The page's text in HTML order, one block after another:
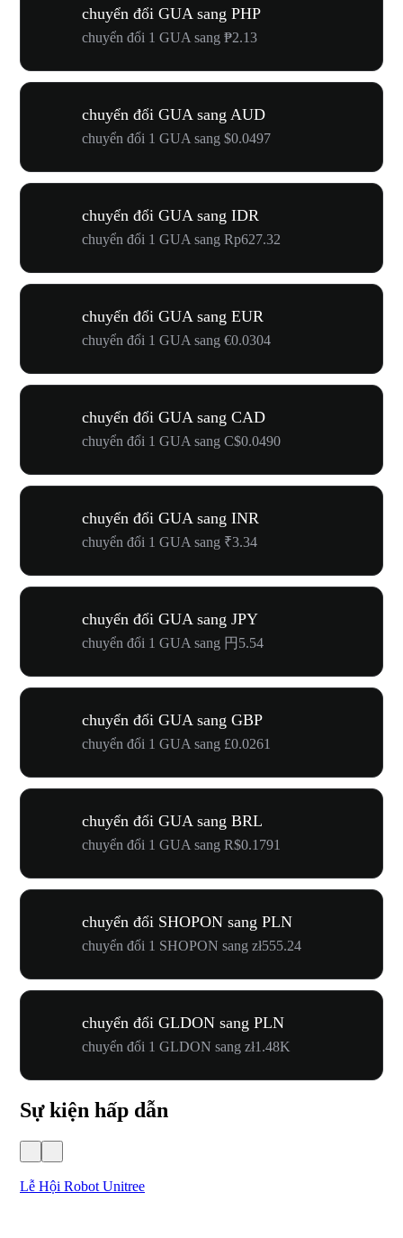
chuyển đổi GUA sang PHP
chuyển đổi 1 GUA sang ₱2.13
chuyển đổi GUA sang AUD
chuyển đổi 1 GUA sang $0.0497
chuyển đổi GUA sang IDR
chuyển đổi 1 GUA sang Rp627.32
chuyển đổi GUA sang EUR
chuyển đổi 1 GUA sang €0.0304
chuyển đổi GUA sang CAD
chuyển đổi 1 GUA sang C$0.0490
chuyển đổi GUA sang INR
chuyển đổi 1 GUA sang ₹3.34
chuyển đổi GUA sang JPY
chuyển đổi 1 GUA sang 円5.54
chuyển đổi GUA sang GBP
chuyển đổi 1 GUA sang £0.0261
chuyển đổi GUA sang BRL
chuyển đổi 1 GUA sang R$0.1791
chuyển đổi SHOPON sang PLN
chuyển đổi 1 SHOPON sang zł555.24
chuyển đổi GLDON sang PLN
chuyển đổi 1 GLDON sang zł1.48K
Sự kiện hấp dẫn
Lễ Hội Robot Unitree